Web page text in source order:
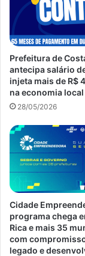
Prefeitura de
antecipa salário
injeta mais de R$
na economia local
28/05/2026
Cidade
programa chega
Rica e mais 35
com
legado e